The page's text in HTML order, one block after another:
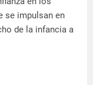
se impulsan en
de la infancia a